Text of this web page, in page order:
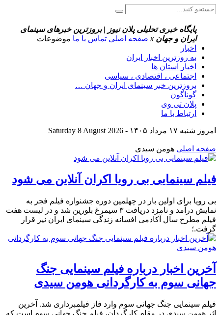
پایگاه خبری تحلیلی پلان نیوز | بروزترین خبرهای سینمای
ایران و جهان x صفحه اصلی تماس با ما موضوعات
اخبار
به روزترین اخبار ایران
اخبار استان ها
اجتماعی ، اقتصادی ، سیاسی
بروزترین خبر سینمای ایران و جهان …
گوناگون
پلان تی وی
ارتباط با ما
امروز شنبه ۱۷ مرداد ۱۴۰۵ - Saturday 8 August 2026
صفحه اصلی هومن سیدی
فیلم سینمایی بی رویا اکران آنلاین می شود
بی رویا برای اولین بار در چهلمین دوره جشنواره فیلم فجر به
نمایش درآمد و نامزد دریافت ۳ سیمرغ بلورین شد و در لیست هفت
فیلم مطرح سال آکادمی افسانه زندگی سینمای ایران نیز قرار
گرفت.؛
آخرین اخبار درباره فیلم سینمایی جنگ
جهانی سوم به کارگردانی هومن سیدی
فیلم سینمایی جنگ جهانی سوم وارد فاز فیلمبرداری شد. آخرین
اثر هومن سیدی در مقام کارگردان، فیلم جنگ جهانی سوم است که